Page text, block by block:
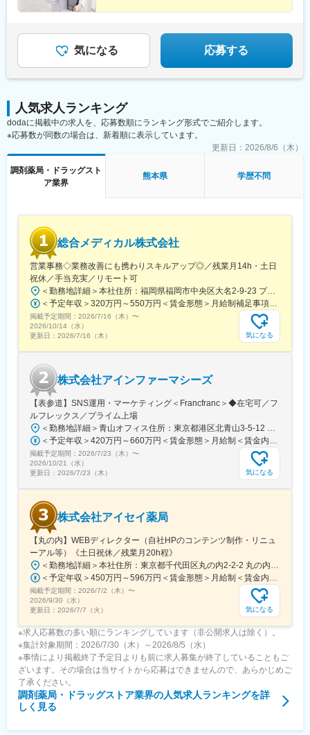
・スケジュールに合わせて直行直帰可
■やりがい：
・最近、健康のことで困っていることがないかなど、親身にお話
・「この薬すごく効き目があって良かったよ。」「こないだのリ
ンゴ酢美味しかった。ちょうどまた買おうと思ってたの。来てく
れてありがとう。」など、「ありがとう」という言葉が一番のや
りがいです。
県)、新居町駅、美濃松山駅、鵜方駅、細畑駅、柳瀬川駅、南浦和
駅、小林駅(兵庫県)、河堀口駅、北戸田駅、太田駅(群馬県)、一ノ
割駅、東海大学前駅、池上駅、西八王子駅、目黒駅、柏木町駅、
久地駅、宿河原駅、湯河原駅、善行駅、駒込駅、みらい平駅、西
鉄平尾駅、中板橋駅、御成門駅、青梅街道駅、御茶ノ水駅、東久
留米駅、東北沢駅、東浦和駅、鉄道博物館駅、越谷レイクタウン
駅、逆瀬川駅、売布神社駅、香西駅、朝霧駅、こううん、ハーバ
ーランド駅、加太駅(和歌山県)、魚住駅、荒島駅、三鷹駅、西富士
宮駅、三ノ宮駅、厚岸駅、豊科駅、野田市駅、東武動物公園駅、
村上駅(千葉県)、青葉台駅、浦安駅(千葉県)、旗の台駅、戸越駅、
町田駅、虎ノ門ヒルズ駅、池袋駅、早稲田駅(東京メトロ)、花小金
井駅、江田駅(神奈川県)、小平駅、根津駅、千歳烏山駅、荏原中延
駅、田丸駅、大網駅、福島駅(大阪環状線)、五稜郭駅、羽前大山
駅、尾崎駅、天神橋筋六丁目駅、東水戸駅、日立駅、南中郷駅、
神楽坂駅、大泉学園駅、大森海岸駅、八王子みなみ野駅、戸越公
園駅、一之江駅、西浦和駅、郡山富田駅、新木駅(千葉県)、甲子園
駅、みつわ台駅、川口元郷駅、塚田駅、相模大野駅、近鉄郡山
駅、大和駅(神奈川県)、八街駅、豊中駅、和泉府中駅、東金駅、林
崎松江海岸駅、学研奈良登美ケ丘駅、東我孫子駅、たまプラーザ
駅、南流山駅、堀切菖蒲園駅、淀駅、石田駅(京都府)、東海学園前
駅、人吉温泉駅、青山駅(岩手県)、藤崎宮前駅、中野島駅、初富
駅、津久野駅、小手指駅、上尾駅、桶川駅、下妻駅、赤塚駅、西
宮北口駅、清水駅(愛知県)、蒔田駅、武蔵溝ノ口駅、大阪上本町
田駅、東三国駅、横浜駅、高根公団駅、代田橋駅、大開駅、吉野
町駅、神奈川駅、美章園駅、深堀町駅、西ケ原駅、萩山駅、新御
茶ノ水駅、池ノ上駅、護国寺駅、神戸駅(兵庫県)、富士宮駅、三宮
駅(神戸新交通)、東葉勝田台駅、荏原町駅、下神明駅、虎ノ門駅、
早稲田駅(都電荒川線)、東大前駅、中延駅、野田駅(阪神線)、相川
駅、豊津駅(大阪府)、中崎町駅、牛込神楽坂駅、大森駅(東京都)、
芦花公園駅、東宮原駅、鳴尾・武庫川女子大前駅、郡山駅(奈良
県)、鰭ケ崎駅、人吉駅、通町筋駅、鎌ケ谷駅、東大手駅、溝の口
駅、四天王寺前夕陽ケ丘駅、今池駅(大阪府)、黄金町駅、東神奈川
駅、杉並町駅、上中里駅、神谷町駅、新小平駅、小川町駅(東京
戸越銀座駅、国会議事堂前駅、新福島駅、江戸川橋駅、久寿川
駅、熊本城・市役所前駅
以上※月給額は地域により異なります
気になる 応募する
人気求人ランキング
dodaに掲載中の求人を、応募数順にランキング形式でご紹介します。
※応募数が同数の場合は、新着順に表示しています。
更新日： 2026/8/6（木）
調剤薬局・ドラッグスト
ア業界
熊本県 学歴不問
総合メディカル株式会社
営業事務◇業務改善にも携わりスキルアップ◎／残業月14h・土日
祝休／手当充実／リモート可
＜勤務地詳細＞本社住所：福岡県福岡市中央区大名2-9-23 プリオ福岡ビル勤務地最寄駅：地下鉄空港線／天神駅受動喫煙対策：屋内全面禁煙変更の範囲：会社の定める事業所
掲載予定期間： 2026/7/16（木） 〜
2026/10/14（水）
更新日： 2026/7/16（木） 気になる
株式会社アインファーマシーズ
【表参道】SNS運用・マーケティング＜Francfranc＞◆在宅可／フ
ルフレックス／プライム上場
掲載予定期間： 2026/7/23（木） 〜
2026/10/21（水）
更新日： 2026/7/23（木） 気になる
株式会社アイセイ薬局
【丸の内】WEBディレクター（自社HPのコンテンツ制作・リニュ
ーアル等）《土日祝休／残業月20h程》
掲載予定期間： 2026/7/2（木） 〜
2026/9/30（水）
更新日： 2026/7/7（火） 気になる
※求人応募数の多い順にランキングしています（非公開求人は除く）。
※集計対象期間：2026/7/30（木）～2026/8/5（水）
※事情により掲載終了予定日よりも前に求人募集が終了していることもご
ざいます。その場合は当サイトから応募はできませんので、あらかじめご
了承ください。
調剤薬局・ドラッグストア業界の人気求人ランキングを詳
しく見る